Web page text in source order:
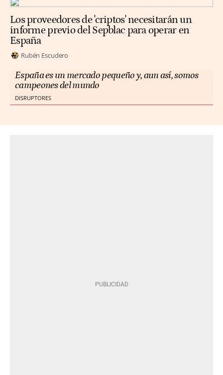
Los proveedores de 'criptos' necesitarán un
informe previo del Sepblac para operar en
España
Rubén Escudero
España es un mercado pequeño y, aun así, somos
campeones del mundo
DISRUPTORES